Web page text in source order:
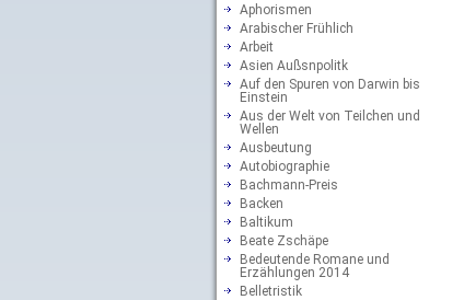
Aphorismen
Arabischer Frühlich
Arbeit
Asien Außsnpolitk
Auf den Spuren von Darwin bis
Einstein
Aus der Welt von Teilchen und
Wellen
Ausbeutung
Autobiographie
Bachmann-Preis
Backen
Baltikum
Beate Zschäpe
Bedeutende Romane und
Erzählungen 2014
Belletristik